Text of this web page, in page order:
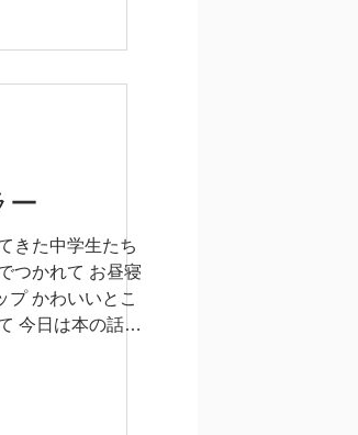
ー
きた中学生たち
つかれて お昼寝
プ かわいいとこ
今日は本の話を